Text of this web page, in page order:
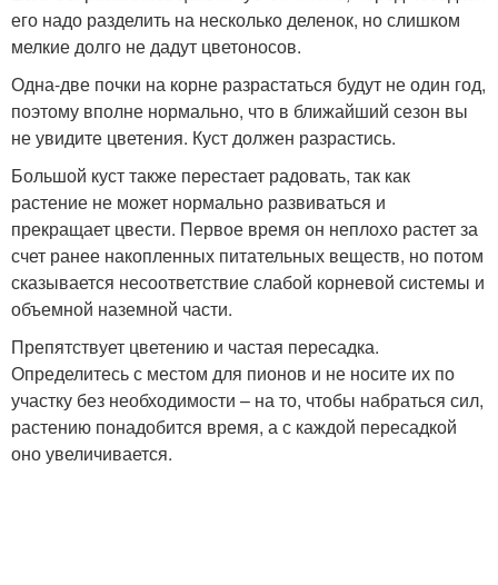
его надо разделить на несколько деленок, но слишком
мелкие долго не дадут цветоносов.
Одна-две почки на корне разрастаться будут не один год,
поэтому вполне нормально, что в ближайший сезон вы
не увидите цветения. Куст должен разрастись.
Большой куст также перестает радовать, так как
растение не может нормально развиваться и
прекращает цвести. Первое время он неплохо растет за
счет ранее накопленных питательных веществ, но потом
сказывается несоответствие слабой корневой системы и
объемной наземной части.
Препятствует цветению и частая пересадка.
Определитесь с местом для пионов и не носите их по
участку без необходимости – на то, чтобы набраться сил,
растению понадобится время, а с каждой пересадкой
оно увеличивается.